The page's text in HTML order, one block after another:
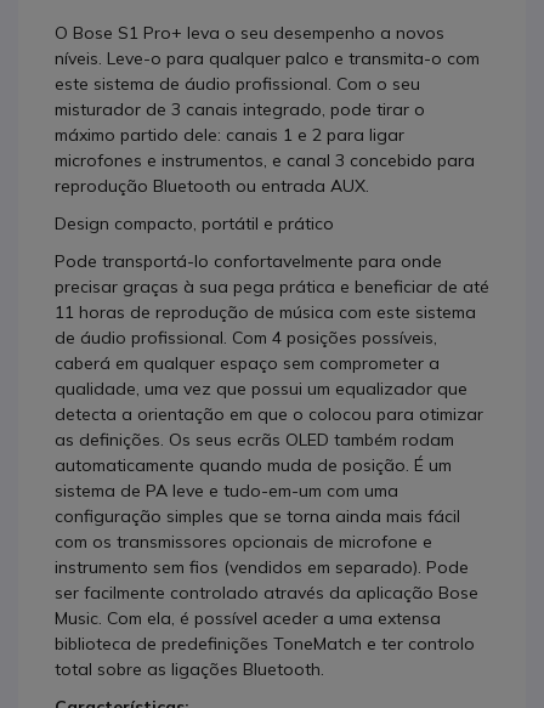
O Bose S1 Pro+ leva o seu desempenho a novos
níveis. Leve-o para qualquer palco e transmita-o com
este sistema de áudio profissional. Com o seu
misturador de 3 canais integrado, pode tirar o
máximo partido dele: canais 1 e 2 para ligar
microfones e instrumentos, e canal 3 concebido para
reprodução Bluetooth ou entrada AUX.
Design compacto, portátil e prático
Pode transportá-lo confortavelmente para onde
precisar graças à sua pega prática e beneficiar de até
11 horas de reprodução de música com este sistema
de áudio profissional. Com 4 posições possíveis,
caberá em qualquer espaço sem comprometer a
qualidade, uma vez que possui um equalizador que
detecta a orientação em que o colocou para otimizar
as definições. Os seus ecrãs OLED também rodam
automaticamente quando muda de posição. É um
sistema de PA leve e tudo-em-um com uma
configuração simples que se torna ainda mais fácil
com os transmissores opcionais de microfone e
instrumento sem fios (vendidos em separado). Pode
ser facilmente controlado através da aplicação Bose
Music. Com ela, é possível aceder a uma extensa
biblioteca de predefinições ToneMatch e ter controlo
total sobre as ligações Bluetooth.